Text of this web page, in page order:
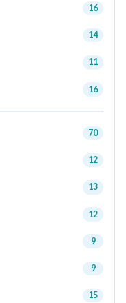
16
14
11
16
70
12
13
12
9
9
15